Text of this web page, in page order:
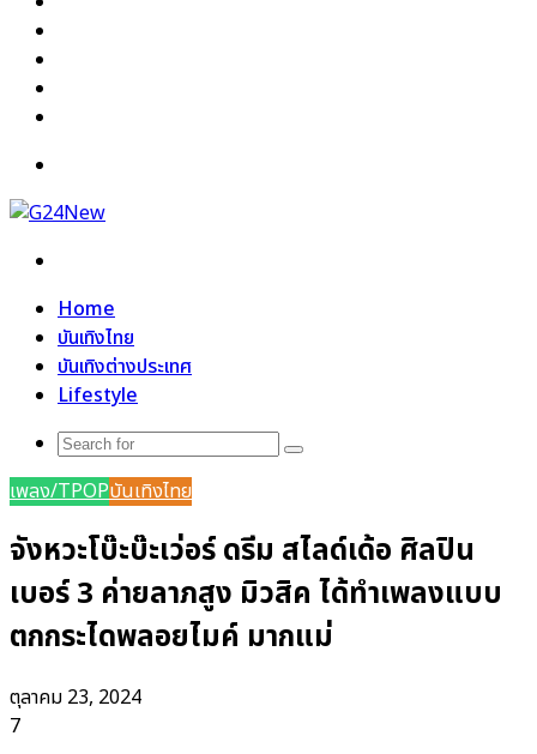
Home
บันเทิงไทย
บันเทิงต่างประเทศ
Lifestyle
Search
เพลง/TPOPบันเทิงไทย
จังหวะโบ๊ะบ๊ะเว่อร์ ดรีม สไลด์เด้อ ศิลปิน
เบอร์ 3 ค่ายลาภสูง มิวสิค ได้ทำเพลงแบบ
ตกกระไดพลอยไมค์ มากแม่
ตุลาคม 23, 2024
7